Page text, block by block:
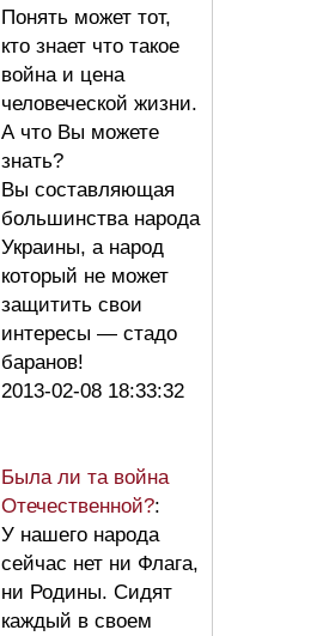
Понять может тот,
кто знает что такое
война и цена
человеческой жизни.
А что Вы можете
знать?
Вы составляющая
большинства народа
Украины, а народ
который не может
защитить свои
интересы — стадо
баранов!
2013-02-08 18:33:32
Была ли та война
Отечественной?:
У нашего народа
сейчас нет ни Флага,
ни Родины. Сидят
каждый в своем